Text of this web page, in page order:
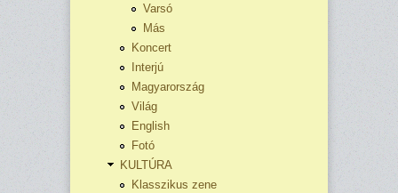
Varsó
Más
Koncert
Interjú
Magyarország
Világ
English
Fotó
KULTÚRA
Klasszikus zene